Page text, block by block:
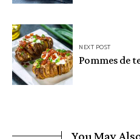
NEXT POST
Pommes de